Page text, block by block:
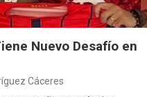
Nuevo Desafío en
Cáceres